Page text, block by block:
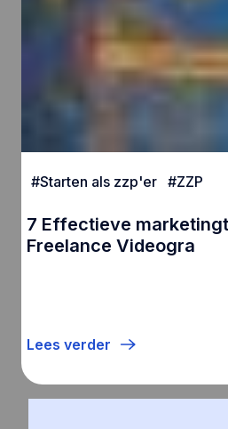
#Starten als zzp'er #ZZP
7 Effectieve
Freelance Videogra
Lees verder